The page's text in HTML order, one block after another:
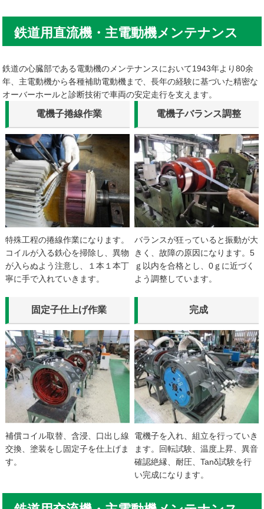
鉄道用直流機・主電動機メンテナンス
鉄道の心臓部である電動機のメンテナンスにおいて1943年より80余
年、主電動機から各種補助電動機まで、長年の経験に基づいた精密な
オーバーホールと診断技術で車両の安定走行を支えます。
電機子捲線作業
特殊工程の捲線作業になります。
コイルが入る鉄心を掃除し、異物
が入らぬよう注意し、１本１本丁
寧に手で入れていきます。
電機子バランス調整
バランスが狂っていると振動が大
きく、故障の原因になります。5
ｇ以内を合格とし、0ｇに近づく
よう調整しています。
固定子仕上げ作業
補償コイル取替、含浸、口出し線
交換、塗装をし固定子を仕上げま
す。
完成
電機子を入れ、組立を行っていき
ます。回転試験、温度上昇、異音
確認絶縁、耐圧、Tanδ試験を行
い完成になります。